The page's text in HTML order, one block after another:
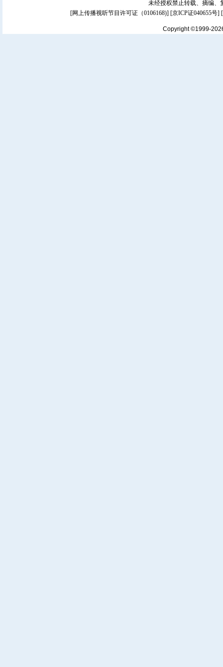
未经授权禁止转载、摘编、
[网上传播视听节目许可证（0106168)] [京ICP证040655号]
Copyright ©1999-